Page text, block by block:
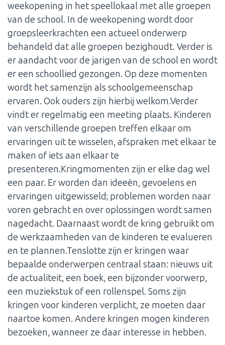
weekopening in het speellokaal met alle groepen
van de school. In de weekopening wordt door
groepsleerkrachten een actueel onderwerp
behandeld dat alle groepen bezighoudt. Verder is
er aandacht voor de jarigen van de school en wordt
er een schoollied gezongen. Op deze momenten
wordt het samenzijn als schoolgemeenschap
ervaren. Ook ouders zijn hierbij welkom.Verder
vindt er regelmatig een meeting plaats. Kinderen
van verschillende groepen treffen elkaar om
ervaringen uit te wisselen, afspraken met elkaar te
maken of iets aan elkaar te
presenteren.Kringmomenten zijn er elke dag wel
een paar. Er worden dan ideeën, gevoelens en
ervaringen uitgewisseld; problemen worden naar
voren gebracht en over oplossingen wordt samen
nagedacht. Daarnaast wordt de kring gebruikt om
de werkzaamheden van de kinderen te evalueren
en te plannen.Tenslotte zijn er kringen waar
bepaalde onderwerpen centraal staan: nieuws uit
de actualiteit, een boek, een bijzonder voorwerp,
een muziekstuk of een rollenspel. Soms zijn
kringen voor kinderen verplicht, ze moeten daar
naartoe komen. Andere kringen mogen kinderen
bezoeken, wanneer ze daar interesse in hebben.